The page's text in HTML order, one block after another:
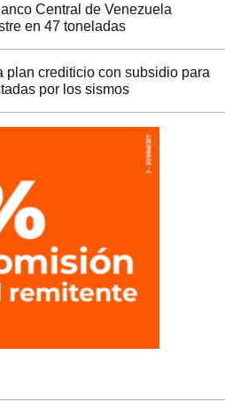
Central de Venezuela
en 47 toneladas
plan crediticio con subsidio para
por los sismos